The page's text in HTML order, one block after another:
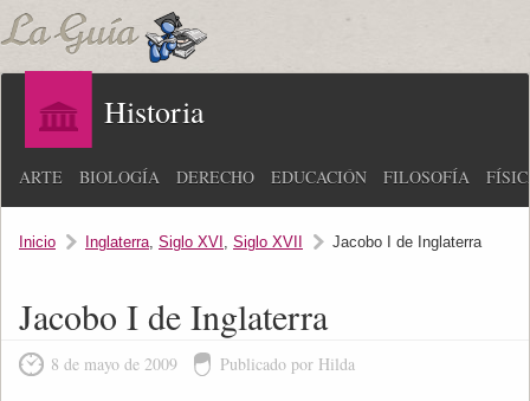
Historia
ARTE BIOLOGÍA DERECHO EDUCACIÓN FILOSOFÍA
Inicio Inglaterra, Siglo XVI , Siglo XVII Jacobo I de Inglaterra
Jacobo I de Inglaterra
8 de mayo de 2009 Publicado por Hilda